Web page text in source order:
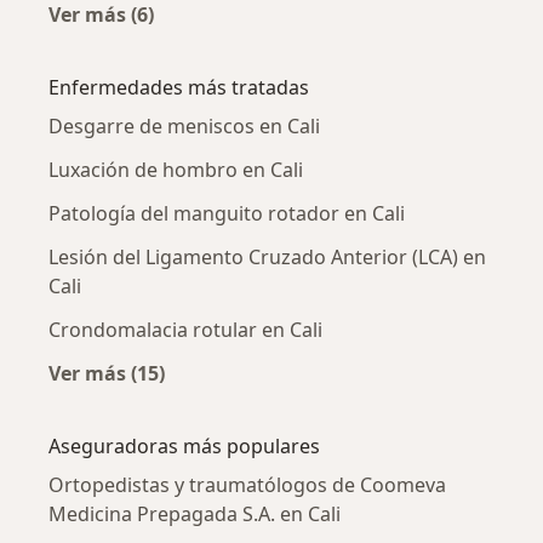
Ver más (6)
Enfermedades más tratadas
Desgarre de meniscos en Cali
Luxación de hombro en Cali
Patología del manguito rotador en Cali
Lesión del Ligamento Cruzado Anterior (LCA) en
Cali
Crondomalacia rotular en Cali
Ver más (15)
Aseguradoras más populares
Ortopedistas y traumatólogos de Coomeva
Medicina Prepagada S.A. en Cali